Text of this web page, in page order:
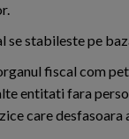
se stabileste pe
fiscal com
entitati fara
care